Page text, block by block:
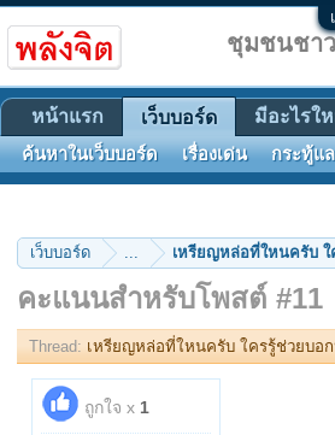
เว็บบอร์ด ... เหรียญหล่อที่ใหนครับ ใ
คะแนนสำหรับโพสต์ #11
Thread: เหรียญหล่อที่ใหนครับ ใครรู้ช่วยบอ
ถูกใจ x 1
ชุมชนชา
หน้าแรก เว็บบอร์ด
ค้นหาในเว็บบอร์ด เรื่องเด่น กระทู้แ
มีอะไรใ